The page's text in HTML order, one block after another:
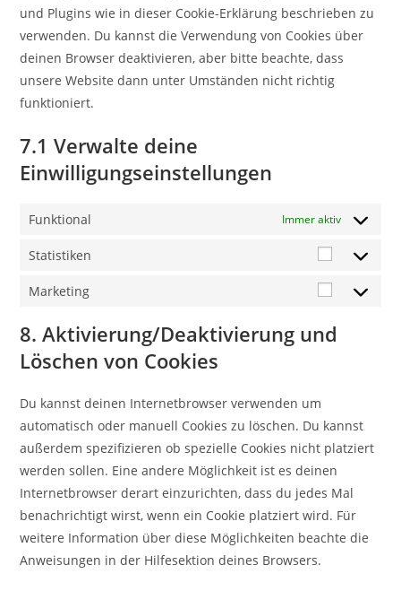
und Plugins wie in dieser Cookie-Erklärung beschrieben zu
verwenden. Du kannst die Verwendung von Cookies über
deinen Browser deaktivieren, aber bitte beachte, dass
unsere Website dann unter Umständen nicht richtig
funktioniert.
7.1 Verwalte deine
Einwilligungseinstellungen
Funktional Immer aktiv
Statistiken
Marketing
Marketing
8. Aktivierung/Deaktivierung und
Löschen von Cookies
Du kannst deinen Internetbrowser verwenden um
automatisch oder manuell Cookies zu löschen. Du kannst
außerdem spezifizieren ob spezielle Cookies nicht platziert
werden sollen. Eine andere Möglichkeit ist es deinen
Internetbrowser derart einzurichten, dass du jedes Mal
benachrichtigt wirst, wenn ein Cookie platziert wird. Für
weitere Information über diese Möglichkeiten beachte die
Anweisungen in der Hilfesektion deines Browsers.